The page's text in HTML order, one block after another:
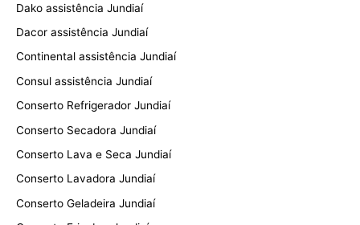
Dako assistência Jundiaí
Dacor assistência Jundiaí
Continental assistência Jundiaí
Consul assistência Jundiaí
Conserto Refrigerador Jundiaí
Conserto Secadora Jundiaí
Conserto Lava e Seca Jundiaí
Conserto Lavadora Jundiaí
Conserto Geladeira Jundiaí